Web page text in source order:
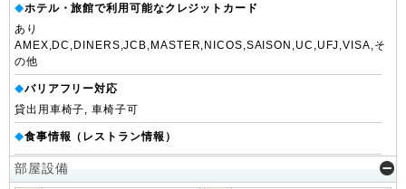
◆ホテル・旅館で利用可能なクレジットカード
あり
AMEX,DC,DINERS,JCB,MASTER,NICOS,SAISON,UC,UFJ,VISA,そ
の他
◆バリアフリー対応
貸出用車椅子, 車椅子可
◆食事情報（レストラン情報）
部屋設備